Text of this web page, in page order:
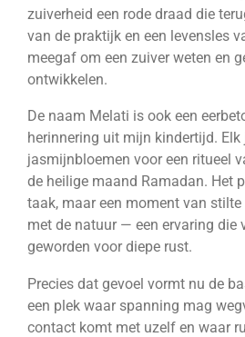
zuiverheid een rode draad die
van de praktijk en een levensles
meegaf om een zuiver weten en
ontwikkelen.
De naam Melati is ook een
herinnering uit mijn kindertijd.
jasmijnbloemen voor een ritueel
de heilige maand Ramadan. Het
taak, maar een moment van stilte
met de natuur — een ervaring die
geworden voor diepe rust.
Precies dat gevoel vormt nu de
een plek waar spanning mag
contact komt met uzelf en waar